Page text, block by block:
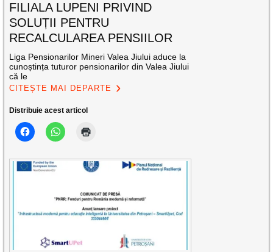
FILIALA LUPENI PRIVIND
SOLUȚII PENTRU
RECALCULAREA PENSIILOR
Liga Pensionarilor Mineri Valea Jiului aduce la
cunoștința tuturor pensionarilor din Valea Jiului
că le
CITEȘTE MAI DEPARTE
Distribuie acest articol